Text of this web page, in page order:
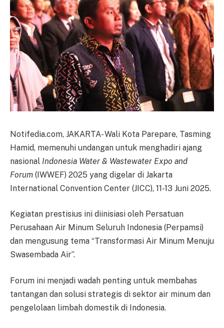
Notifedia.com, JAKARTA- Wali Kota Parepare, Tasming
Hamid, memenuhi undangan untuk menghadiri ajang
nasional Indonesia Water & Wastewater Expo and
Forum (IWWEF) 2025 yang digelar di Jakarta
International Convention Center (JICC), 11-13 Juni 2025.
Kegiatan prestisius ini diinisiasi oleh Persatuan
Perusahaan Air Minum Seluruh Indonesia (Perpamsi)
dan mengusung tema “Transformasi Air Minum Menuju
Swasembada Air”.
Forum ini menjadi wadah penting untuk membahas
tantangan dan solusi strategis di sektor air minum dan
pengelolaan limbah domestik di Indonesia.